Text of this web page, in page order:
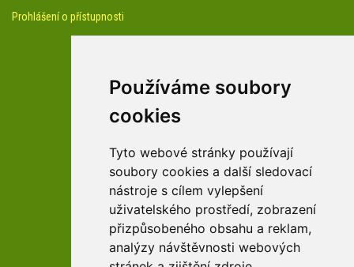
Používáme soubory
cookies
Tyto webové stránky používají
soubory cookies a další sledovací
nástroje s cílem vylepšení
uživatelského prostředí, zobrazení
přizpůsobeného obsahu a reklam,
analýzy návštěvnosti webových
Prohlášení o přístupnosti
Youtube kanál arboreta